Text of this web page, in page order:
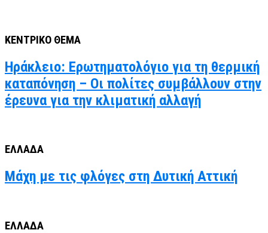
ΚΕΝΤΡΙΚΟ ΘΕΜΑ
Ηράκλειο: Ερωτηματολόγιο για τη θερμική
καταπόνηση – Οι πολίτες συμβάλλουν στην
έρευνα για την κλιματική αλλαγή
ΕΛΛΑΔΑ
Μάχη με τις φλόγες στη Δυτική Αττική
ΕΛΛΑΔΑ